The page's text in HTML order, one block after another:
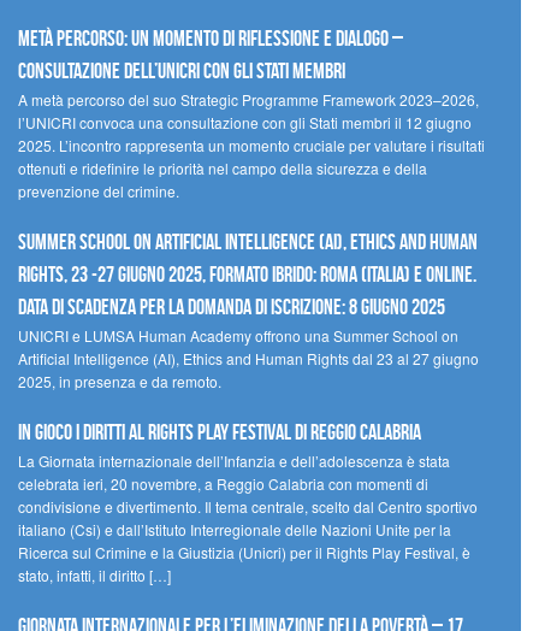
Metà percorso: un momento di riflessione e dialogo –
Consultazione dell’UNICRI con gli Stati membri
A metà percorso del suo Strategic Programme Framework 2023–2026,
l’UNICRI convoca una consultazione con gli Stati membri il 12 giugno
2025. L’incontro rappresenta un momento cruciale per valutare i risultati
ottenuti e ridefinire le priorità nel campo della sicurezza e della
prevenzione del crimine.
Summer School on Artificial Intelligence (AI), Ethics and Human
Rights, 23 -27 giugno 2025, Formato Ibrido: Roma (Italia) e online.
Data di scadenza per la domanda di iscrizione: 8 giugno 2025
UNICRI e LUMSA Human Academy offrono una Summer School on
Artificial Intelligence (AI), Ethics and Human Rights dal 23 al 27 giugno
2025, in presenza e da remoto.
In gioco i diritti al Rights Play Festival di Reggio Calabria
La Giornata internazionale dell’Infanzia e dell’adolescenza è stata
celebrata ieri, 20 novembre, a Reggio Calabria con momenti di
condivisione e divertimento. Il tema centrale, scelto dal Centro sportivo
italiano (Csi) e dall’Istituto Interregionale delle Nazioni Unite per la
Ricerca sul Crimine e la Giustizia (Unicri) per il Rights Play Festival, è
stato, infatti, il diritto […]